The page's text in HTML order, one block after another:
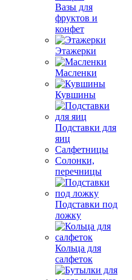
Вазы для
фруктов и
конфет
Этажерки
Масленки
Кувшины
Подставки для
яиц
Салфетницы
Солонки,
перечницы
Подставки под
ложку
Кольца для
салфеток